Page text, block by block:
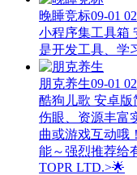
晚睡竞标09-01
小程序集工具箱
是开发工具、学
朋克养生09-01
酷狗儿歌 安卓
伤眼、资源丰富
曲或游戏互动哦
能～强烈推荐给
TOPR LTD.>🌟